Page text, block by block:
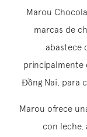
Marou
marcas de
abastece
principalmente
Đồng Nai, para
Marou ofrece
con leche,